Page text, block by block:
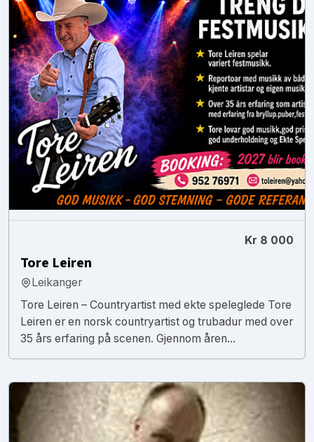
Kr 8 000
Tore Leiren
Leikanger
Tore Leiren – Countryartist med ekte speleglede Tore
Leiren er en norsk countryartist og trubadur med over
35 års erfaring på scenen. Gjennom åren...